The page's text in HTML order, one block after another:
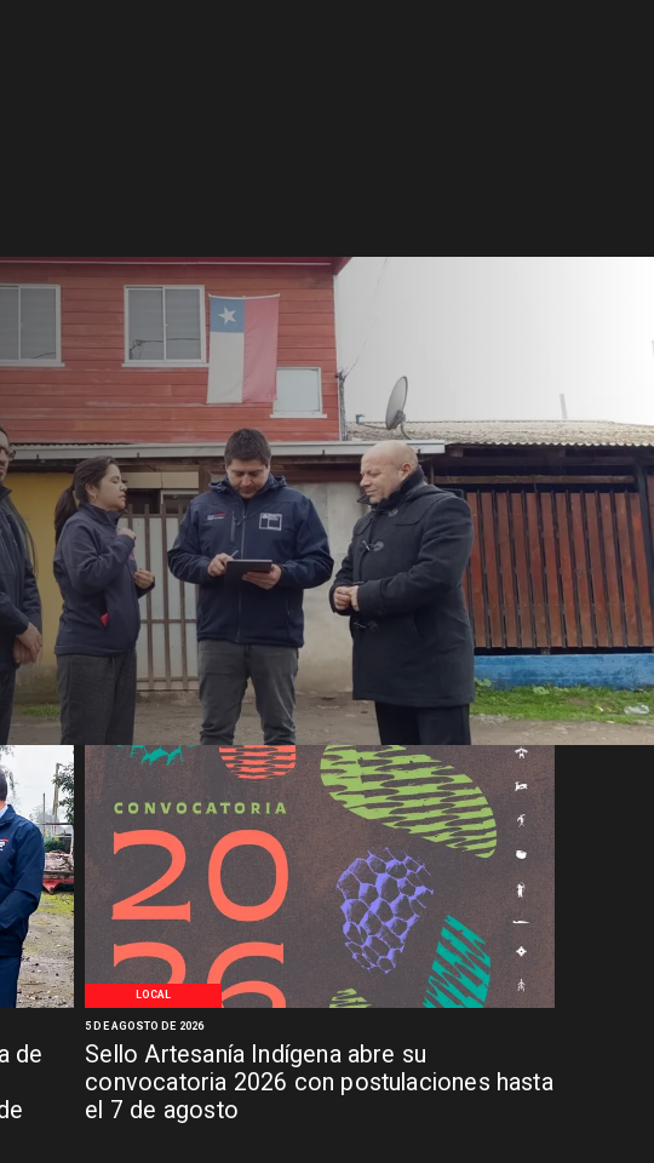
de
LOCAL
Sello Artesanía Indígena abre su
convocatoria 2026 con postulaciones hasta
el 7 de agosto
5 DE AGOSTO DE 2026